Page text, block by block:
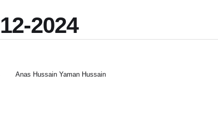
2024
Anas Hussain Yaman Hussain